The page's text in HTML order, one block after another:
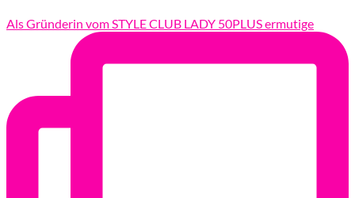
Als Gründerin vom STYLE CLUB LADY 50PLUS ermutige